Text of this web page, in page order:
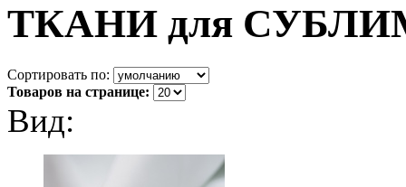
ТКАНИ для
Сортировать по:
Товаров на странице:
Вид: